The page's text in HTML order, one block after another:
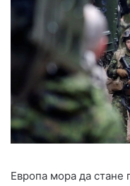
Европа мора да стане